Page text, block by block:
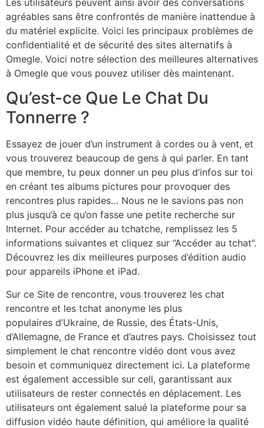
agréables sans être confrontés de manière inattendue à
du matériel explicite. Voici les principaux problèmes de
confidentialité et de sécurité des sites alternatifs à
Omegle. Voici notre sélection des meilleures alternatives
à Omegle que vous pouvez utiliser dès maintenant.
Qu’est-ce Que Le Chat Du
Tonnerre ?
Essayez de jouer d’un instrument à cordes ou à vent, et
vous trouverez beaucoup de gens à qui parler. En tant
que membre, tu peux donner un peu plus d’infos sur toi
en créant tes albums pictures pour provoquer des
rencontres plus rapides… Nous ne le savions pas non
plus jusqu’à ce qu’on fasse une petite recherche sur
Internet. Pour accéder au tchatche, remplissez les 5
informations suivantes et cliquez sur “Accéder au tchat”.
Découvrez les dix meilleures purposes d’édition audio
pour appareils iPhone et iPad.
Sur ce Site de rencontre, vous trouverez les chat
rencontre et les tchat anonyme les plus
populaires d’Ukraine, de Russie, des États-Unis,
d’Allemagne, de France et d’autres pays. Choisissez tout
simplement le chat rencontre vidéo dont vous avez
besoin et communiquez directement ici. La plateforme
est également accessible sur cell, garantissant aux
utilisateurs de rester connectés en déplacement. Les
utilisateurs ont également salué la plateforme pour sa
diffusion vidéo haute définition, qui améliore la qualité